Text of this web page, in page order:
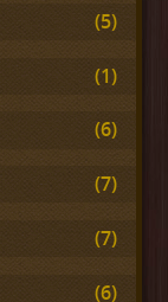
(5)
(1)
(6)
(7)
(7)
(6)